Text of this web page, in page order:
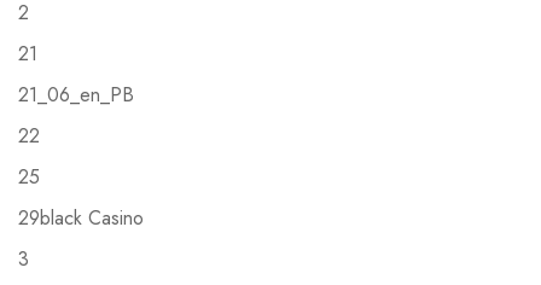
2
21
21_06_en_PB
22
25
29black Casino
3